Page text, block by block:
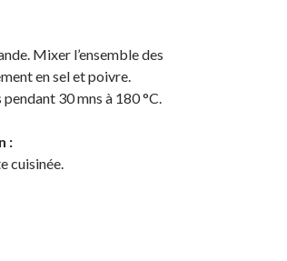
Mixer l’ensemble des
en sel et poivre.
30 mns à 180 °C.
:
cuisinée.